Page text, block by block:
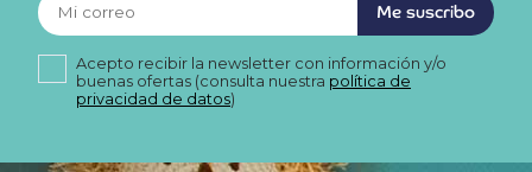
Me suscribo
Acepto recibir la newsletter con información y/o
buenas ofertas (consulta nuestra política de
privacidad de datos)